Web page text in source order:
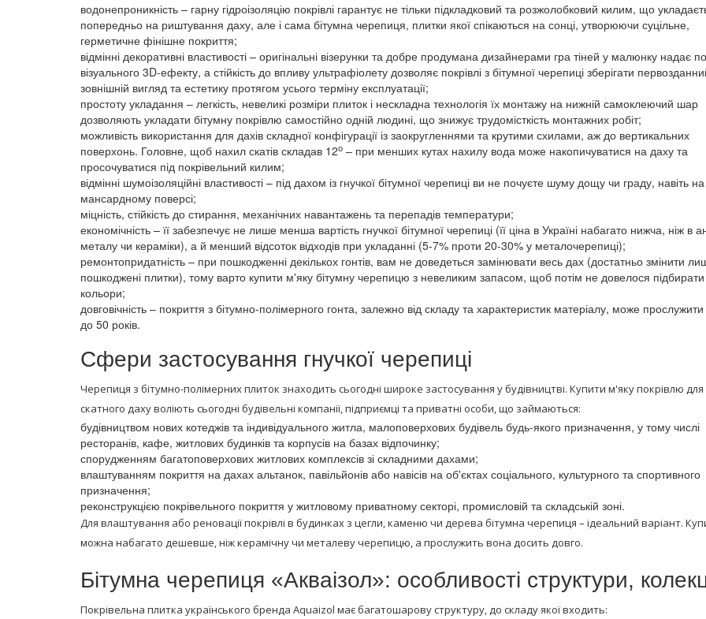
водонепроникність – гарну гідроізоляцію покрівлі гарантує не тільки підкладковий та розжолобковий килим, що
попередньо на риштування даху, але і сама бітумна черепиця, плитки якої спікаються на сонці, утворюючи суцільне,
герметичне фінішне покриття;
відмінні декоративні властивості – оригінальні візерунки та добре продумана дизайнерами гра тіней у малюнку надає
візуального 3D-ефекту, а стійкість до впливу ультрафіолету дозволяє покрівлі з бітумної черепиці зберігати
зовнішній вигляд та естетику протягом усього терміну експлуатації;
простоту укладання – легкість, невеликі розміри плиток і нескладна технологія їх монтажу на нижній самоклеючий шар
дозволяють укладати бітумну покрівлю самостійно одній людині, що знижує трудомісткість монтажних робіт;
можливість використання для дахів складної конфігурації із заокругленнями та крутими схилами, аж до вертикальних
поверхонь. Головне, щоб нахил скатів складав 12о – при менших кутах нахилу вода може накопичуватися на даху та
просочуватися під покрівельний килим;
відмінні шумоізоляційні властивості – під дахом із гнучкої бітумної черепиці ви не почуєте шуму дощу чи граду, навіть на
мансардному поверсі;
міцність, стійкість до стирання, механічних навантажень та перепадів температури;
економічність – її забезпечує не лише менша вартість гнучкої бітумної черепиці (її ціна в Україні набагато нижча, ніж в
металу чи кераміки), а й менший відсоток відходів при укладанні (5-7% проти 20-30% у металочерепиці);
ремонтопридатність – при пошкодженні декількох гонтів, вам не доведеться замінювати весь дах (достатньо змінити
пошкоджені плитки), тому варто купити м'яку бітумну черепицю з невеликим запасом, щоб потім не довелося підбирати
кольори;
довговічність – покриття з бітумно-полімерного гонта, залежно від складу та характеристик матеріалу, може прослужити
до 50 років.
Сфери застосування гнучкої черепиці
Черепиця з бітумно-полімерних плиток знаходить сьогодні широке застосування у будівництві. Купити м'яку покрівлю для
скатного даху воліють сьогодні будівельні компанії, підприємці та приватні особи, що займаються:
будівництвом нових котеджів та індивідуального житла, малоповерхових будівель будь-якого призначення, у тому числі
ресторанів, кафе, житлових будинків та корпусів на базах відпочинку;
спорудженням багатоповерхових житлових комплексів зі складними дахами;
влаштуванням покриття на дахах альтанок, павільйонів або навісів на об'єктах соціального, культурного та спортивного
призначення;
реконструкцією покрівельного покриття у житловому приватному секторі, промисловій та складській зоні.
Для влаштування або реновації покрівлі в будинках з цегли, каменю чи дерева бітумна черепиця – ідеальний варіант.
можна набагато дешевше, ніж керамічну чи металеву черепицю, а прослужить вона досить довго.
Бітумна черепиця «Акваізол»: особливості структури,
Покрівельна плитка українського бренда Aquaizol має багатошарову структуру, до складу якої входить: